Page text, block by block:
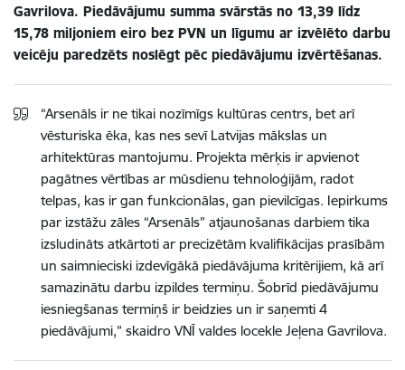
Gavrilova. Piedāvājumu summa svārstās no 13,39 līdz
15,78 miljoniem eiro bez PVN un līgumu ar izvēlēto darbu
veicēju paredzēts noslēgt pēc piedāvājumu izvērtēšanas.
“Arsenāls ir ne tikai nozīmīgs kultūras centrs, bet arī
vēsturiska ēka, kas nes sevī Latvijas mākslas un
arhitektūras mantojumu. Projekta mērķis ir apvienot
pagātnes vērtības ar mūsdienu tehnoloģijām, radot
telpas, kas ir gan funkcionālas, gan pievilcīgas. Iepirkums
par izstāžu zāles “Arsenāls” atjaunošanas darbiem tika
izsludināts atkārtoti ar precizētām kvalifikācijas prasībām
un saimnieciski izdevīgākā piedāvājuma kritērijiem, kā arī
samazinātu darbu izpildes termiņu. Šobrīd piedāvājumu
iesniegšanas termiņš ir beidzies un ir saņemti 4
piedāvājumi,” skaidro VNĪ valdes locekle Jeļena Gavrilova.